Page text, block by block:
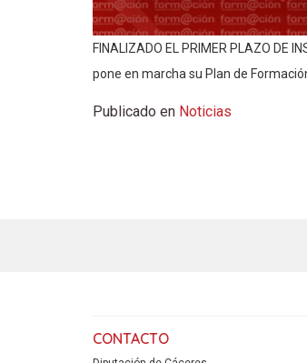
FINALIZADO EL PRIMER PLAZO DE
pone en marcha su Plan de
Publicado en Noticias
CONTACTO